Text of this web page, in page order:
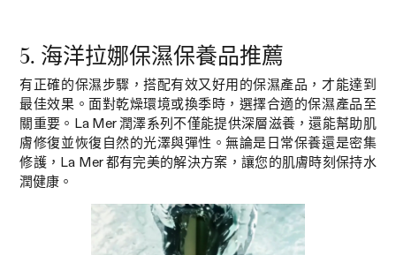
5. 海洋拉娜保濕保養品推薦
有正確的保濕步驟，搭配有效又好用的保濕產品，才能達到
最佳效果。面對乾燥環境或換季時，選擇合適的保濕產品至
關重要。La Mer 潤澤系列不僅能提供深層滋養，還能幫助肌
膚修復並恢復自然的光澤與彈性。無論是日常保養還是密集
修護，La Mer 都有完美的解決方案，讓您的肌膚時刻保持水
潤健康。